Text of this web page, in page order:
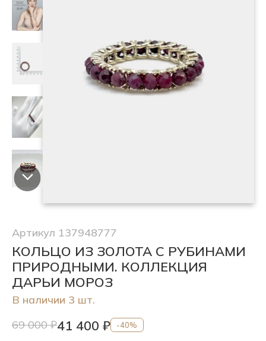
Артикул 137948777
КОЛЬЦО ИЗ ЗОЛОТА С РУБИНАМИ
ПРИРОДНЫМИ. КОЛЛЕКЦИЯ
ДАРЬИ МОРОЗ
В наличии 3 шт.
69 000 ₽41 400 ₽ -40%